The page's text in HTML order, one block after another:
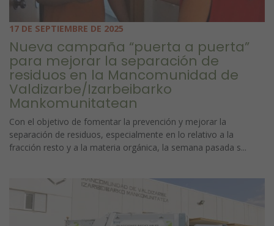
17 DE SEPTIEMBRE DE 2025
Nueva campaña “puerta a puerta”
para mejorar la separación de
residuos en la Mancomunidad de
Valdizarbe/Izarbeibarko
Mankomunitatean
Con el objetivo de fomentar la prevención y mejorar la
separación de residuos, especialmente en lo relativo a la
fracción resto y a la materia orgánica, la semana pasada s...